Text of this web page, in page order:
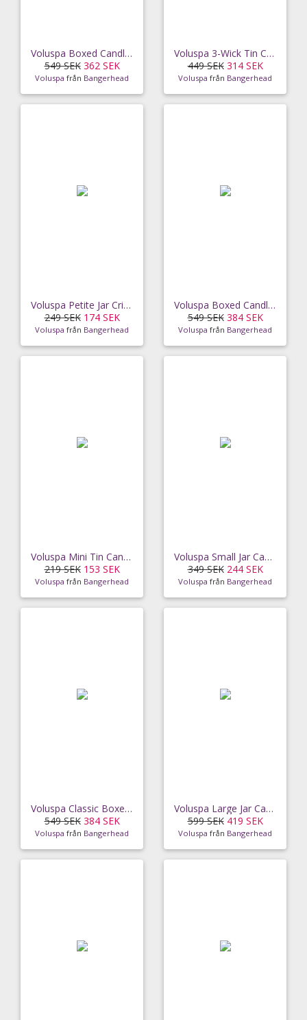
Voluspa Boxed Candle Blonde Tabac (255 g)
549 SEK 362 SEK
Voluspa från Bangerhead
Voluspa 3-Wick Tin Candle Suede Blanc 40h
449 SEK 314 SEK
Voluspa från Bangerhead
Voluspa Petite Jar Crisp Champagne 40h
249 SEK 174 SEK
Voluspa från Bangerhead
Voluspa Boxed Candle Bourbon Vanille (255 g)
549 SEK 384 SEK
Voluspa från Bangerhead
Voluspa Mini Tin Candle Saijo Persimmon 25h
219 SEK 153 SEK
Voluspa från Bangerhead
Voluspa Small Jar Candle Gilt Pomander And Hinoki
349 SEK 244 SEK
Voluspa från Bangerhead
Voluspa Classic Boxed Candle Noble Fir Garland
549 SEK 384 SEK
Voluspa från Bangerhead
Voluspa Large Jar Candle Gilt Pomander & Hinoki
599 SEK 419 SEK
Voluspa från Bangerhead